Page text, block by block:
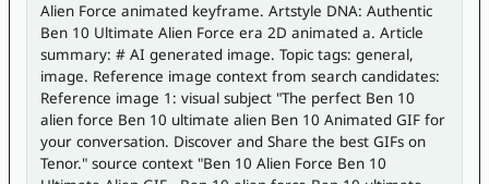
Alien Force animated keyframe. Artstyle DNA: Authentic
Ben 10 Ultimate Alien Force era 2D animated a. Article
summary: # AI generated image. Topic tags: general,
image. Reference image context from search candidates:
Reference image 1: visual subject "The perfect Ben 10
alien force Ben 10 ultimate alien Ben 10 Animated GIF for
your conversation. Discover and Share the best GIFs on
Tenor." source context "Ben 10 Alien Force Ben 10